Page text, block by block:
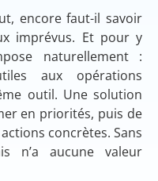
encore faut-il savoir
imprévus. Et pour y
naturellement :
aux opérations
outil. Une solution
en priorités, puis de
concrètes. Sans
n’a aucune valeur